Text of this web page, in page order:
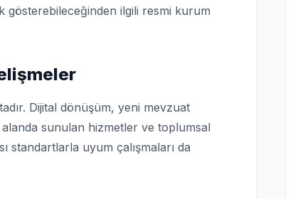
gösterebileceğinden ilgili resmi kurum
Dijital dönüşüm, yeni mevzuat
sunulan hizmetler ve toplumsal
standartlarla uyum çalışmaları da